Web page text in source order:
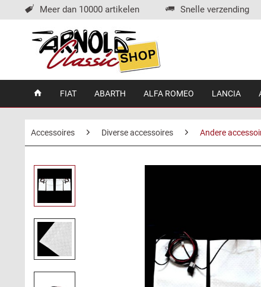
Meer dan 10000 artikelen Snelle verzending
FIAT ABARTH ALFA ROMEO LANCIA
Accessoires Diverse accessoires Andere